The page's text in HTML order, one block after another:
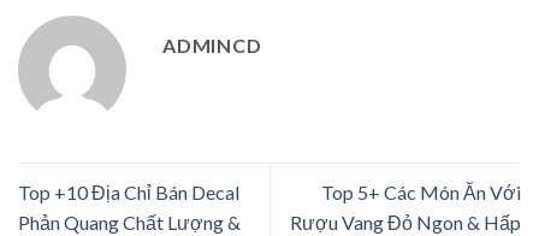
ADMINCD
Top +10 Địa Chỉ Bán Decal
Phản Quang Chất Lượng &
Top 5+ Các Món Ăn Với
Rượu Vang Đỏ Ngon & Hấp